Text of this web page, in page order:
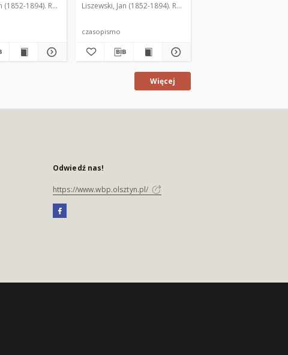
(1852-1894). Red. Liszewski, Jan (1852-1894). Red.
czasopismo
Więcej
Odwiedź nas!
https://www.wbp.olsztyn.pl/